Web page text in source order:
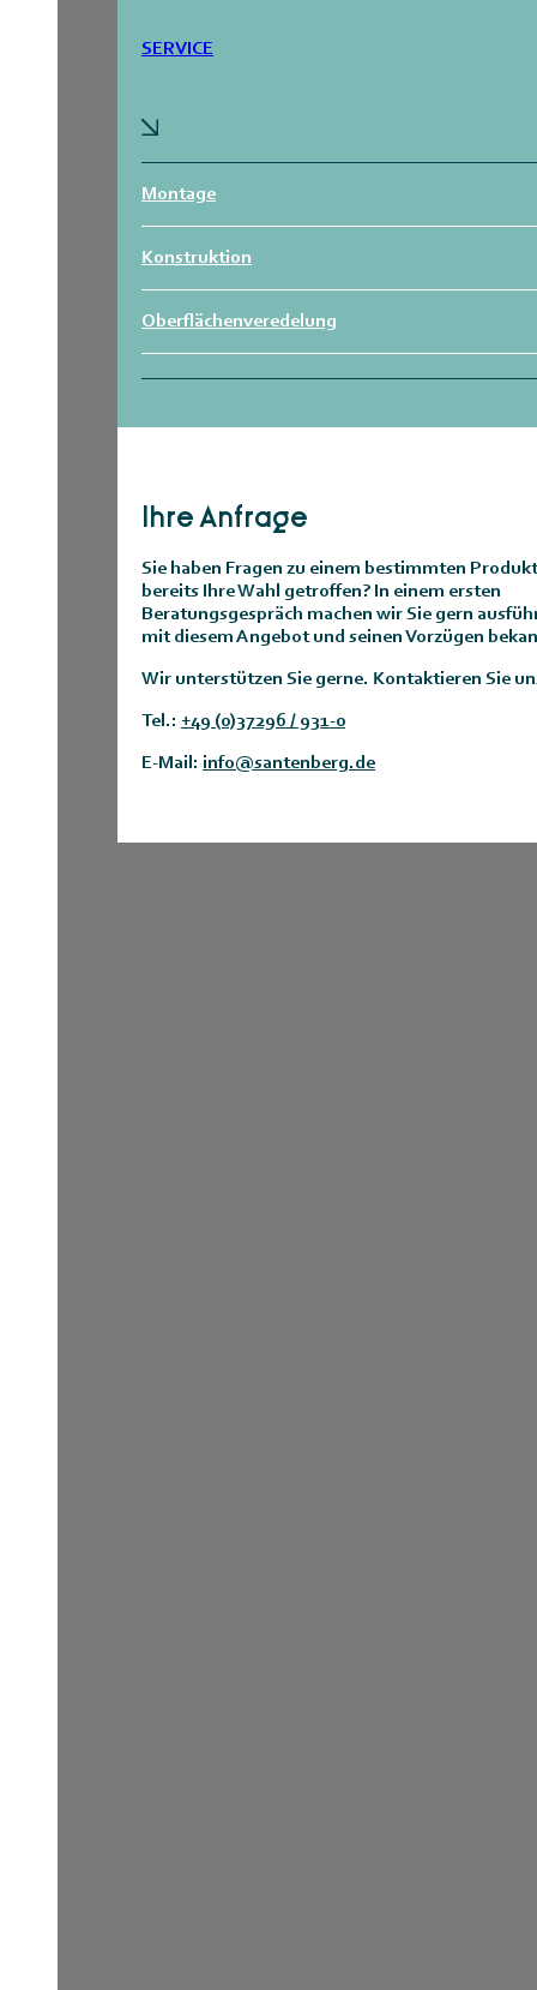
SERVICE
Montage
Konstruktion
Oberflächenveredelung
Ihre Anfrage
Sie haben Fragen zu einem bestimmten
bereits Ihre Wahl getroffen? In einem ersten
Beratungsgespräch machen wir Sie gern
mit diesem Angebot und seinen Vorzügen
Wir unterstützen Sie gerne. Kontaktieren Sie
Tel.: +49 (0)37296 / 931-0
E-Mail: info@santenberg.de